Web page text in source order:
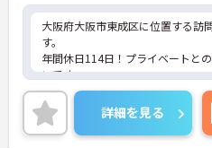
大阪府大阪市東成区に位置する訪
す。
年間休日114日！プライベートと
いです。
研修制度がございますので、未経
てご就業していただけます。
ご興味のある方は、お気軽にお問
い。
詳細を見る